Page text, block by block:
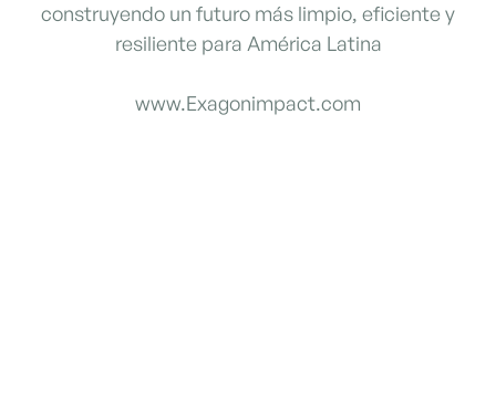
construyendo un futuro más limpio, eficiente y
resiliente para América Latina
www.Exagonimpact.com